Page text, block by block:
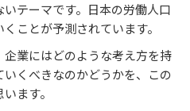
テーマです。日本の労働人口
ことが予測されています。
業にはどのような考え方を持
くべきなのかどうかを、この
ます。